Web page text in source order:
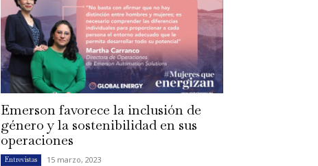
Emerson favorece la inclusión de
género y la sostenibilidad en sus
operaciones
Entrevistas 15 marzo, 2023